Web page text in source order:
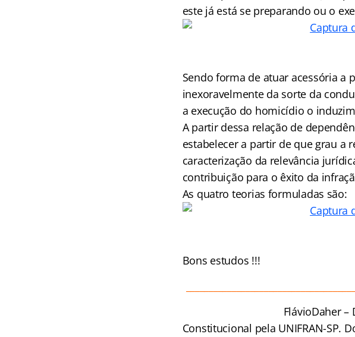
este já está se preparando ou o
Sendo forma de atuar acessória a
inexoravelmente da sorte da
a execução do homicídio o
A partir dessa relação de
estabelecer a partir de que grau a
caracterização da relevância
contribuição para o êxito da
As quatro teorias formuladas são:
Bons estudos !!!
FlávioDaher –
Constitucional pela UNIFRAN-SP.